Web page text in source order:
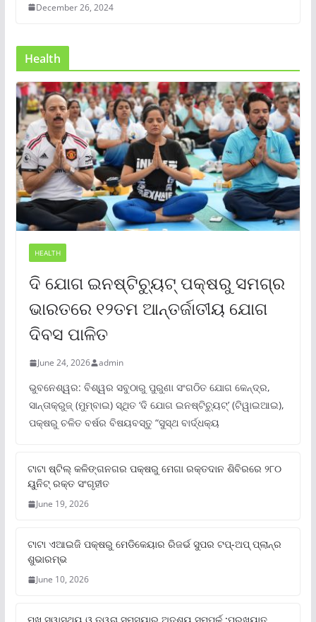
December 26, 2024
Health
HEALTH
ଦି ଯୋଗ ଇନଷ୍ଟିଚ୍ୟୁଟ୍ ପକ୍ଷରୁ ସମଗ୍ର
ଭାରତରେ ୧୨ତମ ଆନ୍ତର୍ଜାତୀୟ ଯୋଗ
ଦିବସ ପାଳିତ
June 24, 2026 admin
ଭୁବନେଶ୍ୱର: ବିଶ୍ୱର ସବୁଠାରୁ ପୁରୁଣା ସଂଗଠିତ ଯୋଗ କେନ୍ଦ୍ର,
ସାନ୍ତାକ୍ରୁଜ୍ (ମୁମ୍ବାଇ) ସ୍ଥିତ ‘ଦି ଯୋଗ ଇନଷ୍ଟିଚ୍ୟୁଟ୍‌’ (ଟିୱାଇଆଇ),
ପକ୍ଷରୁ ଚଳିତ ବର୍ଷର ବିଷୟବସ୍ତୁ “ସୁସ୍ଥ ବାର୍ଦ୍ଧକ୍ୟ
ଟାଟା ଷ୍ଟିଲ୍‌ କଳିଙ୍ଗନଗର ପକ୍ଷରୁ ମେଗା ରକ୍ତଦାନ ଶିବିରରେ ୨୮୦
ୟୁନିଟ୍‌ ରକ୍ତ ସଂଗୃହୀତ
June 19, 2026
ଟାଟା ଏଆଇଜି ପକ୍ଷରୁ ମେଡିକେୟାର ରିଜର୍ଭ ସୁପର ଟପ୍‌-ଅପ୍ ପ୍ଲାନ୍‌ର
ଶୁଭାରମ୍ଭ
June 10, 2026